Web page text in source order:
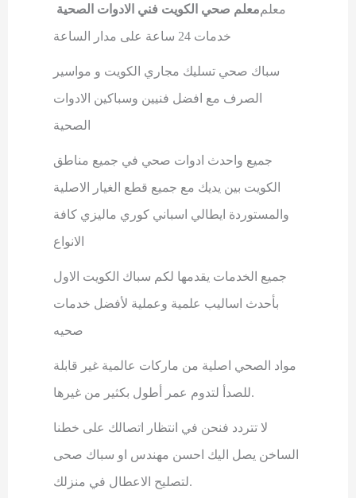
معلم صحي الكويت فني الادوات الصحيةمعلم
خدمات 24 ساعة على مدار الساعة
سباك صحي تسليك مجاري الكويت و مواسير
الصرف مع افضل فنيين وسباكين الادوات
الصحية
جميع واحدث ادوات صحي في جميع مناطق
الكويت بين يديك مع جميع قطع الغيار الاصلية
والمستوردة ايطالي اسباني كوري ماليزي كافة
الانواع
جميع الخدمات يقدمها لكم سباك الكويت الاول
بأحدث اساليب علمية وعملية لأفضل خدمات
صحيه
مواد الصحي اصلية من ماركات عالمية غير قابلة
للصدأ لتدوم عمر أطول بكثير من غيرها.
لا تتردد فنحن في انتظار اتصالك على خطنا
الساخن يصل اليك احسن مهندس او سباك صحى
لتصليح الاعطال في منزلك.